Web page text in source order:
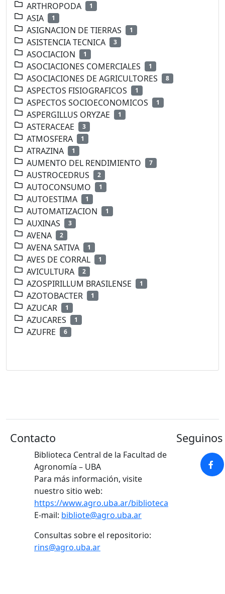
ARTHROPODA 1
ASIA 1
ASIGNACION DE TIERRAS 1
ASISTENCIA TECNICA 3
ASOCIACION 1
ASOCIACIONES COMERCIALES 1
ASOCIACIONES DE AGRICULTORES 8
ASPECTOS FISIOGRAFICOS 1
ASPECTOS SOCIOECONOMICOS 1
ASPERGILLUS ORYZAE 1
ASTERACEAE 3
ATMOSFERA 1
ATRAZINA 1
AUMENTO DEL RENDIMIENTO 7
AUSTROCEDRUS 2
AUTOCONSUMO 1
AUTOESTIMA 1
AUTOMATIZACION 1
AUXINAS 3
AVENA 2
AVENA SATIVA 1
AVES DE CORRAL 1
AVICULTURA 2
AZOSPIRILLUM BRASILENSE 1
AZOTOBACTER 1
AZUCAR 1
AZUCARES 1
AZUFRE 6
Contacto
Biblioteca Central de la Facultad de
Agronomía – UBA
Para más información, visite
nuestro sitio web:
https://www.agro.uba.ar/biblioteca
E-mail: bibliote@agro.uba.ar
Consultas sobre el repositorio:
rins@agro.uba.ar